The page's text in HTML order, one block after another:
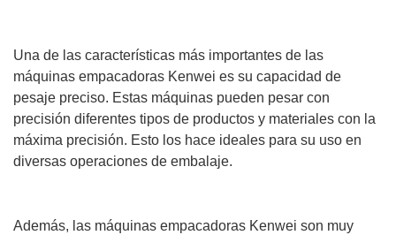
Una de las características más importantes de las
máquinas empacadoras Kenwei es su capacidad de
pesaje preciso. Estas máquinas pueden pesar con
precisión diferentes tipos de productos y materiales con la
máxima precisión. Esto los hace ideales para su uso en
diversas operaciones de embalaje.
Además, las máquinas empacadoras Kenwei son muy